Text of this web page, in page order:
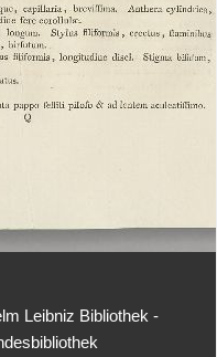
Leibniz Bibliothek -